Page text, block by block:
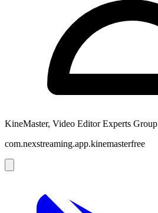
KineMaster, Video Editor Experts Group
com.nexstreaming.app.kinemasterfree